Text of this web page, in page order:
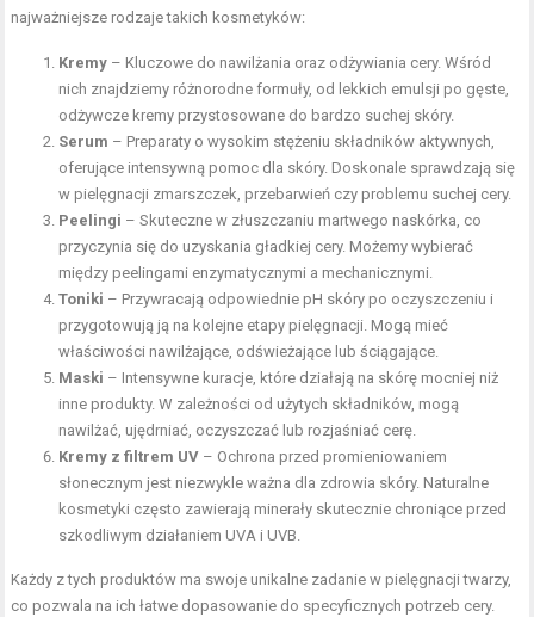
najważniejsze rodzaje takich kosmetyków:
Kremy – Kluczowe do nawilżania oraz odżywiania cery. Wśród
nich znajdziemy różnorodne formuły, od lekkich emulsji po gęste,
odżywcze kremy przystosowane do bardzo suchej skóry.
Serum – Preparaty o wysokim stężeniu składników aktywnych,
oferujące intensywną pomoc dla skóry. Doskonale sprawdzają się
w pielęgnacji zmarszczek, przebarwień czy problemu suchej cery.
Peelingi – Skuteczne w złuszczaniu martwego naskórka, co
przyczynia się do uzyskania gładkiej cery. Możemy wybierać
między peelingami enzymatycznymi a mechanicznymi.
Toniki – Przywracają odpowiednie pH skóry po oczyszczeniu i
przygotowują ją na kolejne etapy pielęgnacji. Mogą mieć
właściwości nawilżające, odświeżające lub ściągające.
Maski – Intensywne kuracje, które działają na skórę mocniej niż
inne produkty. W zależności od użytych składników, mogą
nawilżać, ujędrniać, oczyszczać lub rozjaśniać cerę.
Kremy z filtrem UV – Ochrona przed promieniowaniem
słonecznym jest niezwykle ważna dla zdrowia skóry. Naturalne
kosmetyki często zawierają minerały skutecznie chroniące przed
szkodliwym działaniem UVA i UVB.
Każdy z tych produktów ma swoje unikalne zadanie w pielęgnacji twarzy,
co pozwala na ich łatwe dopasowanie do specyficznych potrzeb cery.